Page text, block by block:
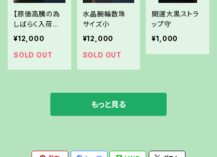
【原価高騰の為
しばらく入荷は
ございません。】
水晶腕輪数珠
サイズ大
¥12,000
SOLD OUT
水晶腕輪数珠
サイズ小
¥12,000
SOLD OUT
開運大黒ストラ
ップ守
¥1,000
もっと見る